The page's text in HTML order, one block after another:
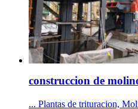
construccion de
... Plantas de trituracion,